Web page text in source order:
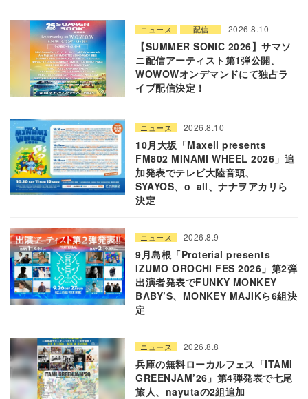
ニュース 配信 2026.8.10
【SUMMER SONIC 2026】サマソ
ニ配信アーティスト第1弾公開。
WOWOWオンデマンドにて独占ラ
イブ配信決定！
ニュース 2026.8.10
10月大坂「Maxell presents
FM802 MINAMI WHEEL 2026」追
加発表でテレビ大陸音頭、
SYAYOS、o_all、ナナヲアカリら
決定
ニュース 2026.8.9
9月島根「Proterial presents
IZUMO OROCHI FES 2026」第2弾
出演者発表でFUNKY MONKEY
BΛBY’S、MONKEY MAJIKら6組決
定
ニュース 2026.8.8
兵庫の無料ローカルフェス「ITAMI
GREENJAM’26」第4弾発表で七尾
旅人、nayutaの2組追加